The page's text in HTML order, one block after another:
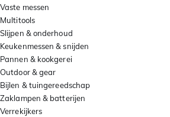
Vaste messen
Multitools
Slijpen & onderhoud
Keukenmessen & snijden
Pannen & kookgerei
Outdoor & gear
Bijlen & tuingereedschap
Zaklampen & batterijen
Verrekijkers